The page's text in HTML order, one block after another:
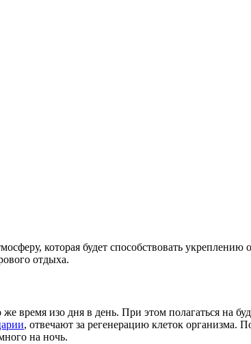
которая будет способствовать укреплению
отдыха.
время изо дня в день. При этом полагаться на
, отвечают за регенерацию клеток организма.
на ночь.